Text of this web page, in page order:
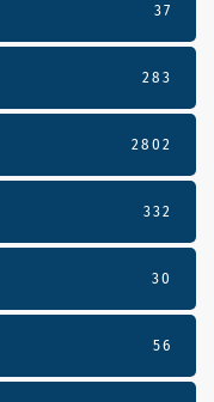
37
283
2802
332
30
56